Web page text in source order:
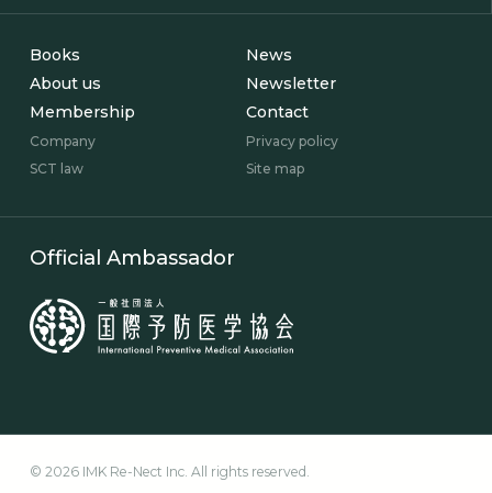
Books
News
About us
Newsletter
Membership
Contact
Company
Privacy policy
SCT law
Site map
Official Ambassador
© 2026 IMK Re-Nect Inc. All rights reserved.